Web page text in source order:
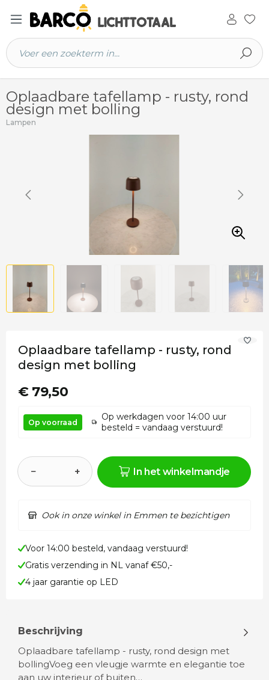
hoofdinhoud
Oplaadbare tafellamp - rusty, rond
design met bolling
Lampen
Oplaadbare tafellamp - rusty, rond
design met bolling
€ 79,50
Op voorraad
Op werkdagen voor 14:00 uur
besteld = vandaag verstuurd!
− + In het winkelmandje
Ook in onze winkel in Emmen te bezichtigen
Voor 14:00 besteld, vandaag verstuurd!
Gratis verzending in NL vanaf €50,-
4 jaar garantie op LED
Beschrijving
Oplaadbare tafellamp - rusty, rond design met
bollingVoeg een vleugje warmte en elegantie toe
aan uw interieur of buiten…